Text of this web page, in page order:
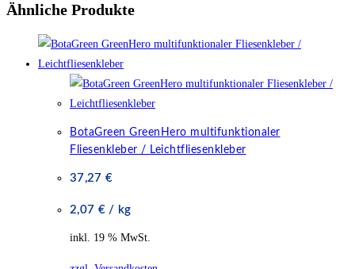
Ähnliche Produkte
BotaGreen GreenHero multifunktionaler
Fliesenkleber / Leichtfliesenkleber
37,27 €
2,07 €/ kg
inkl. 19 % MwSt.